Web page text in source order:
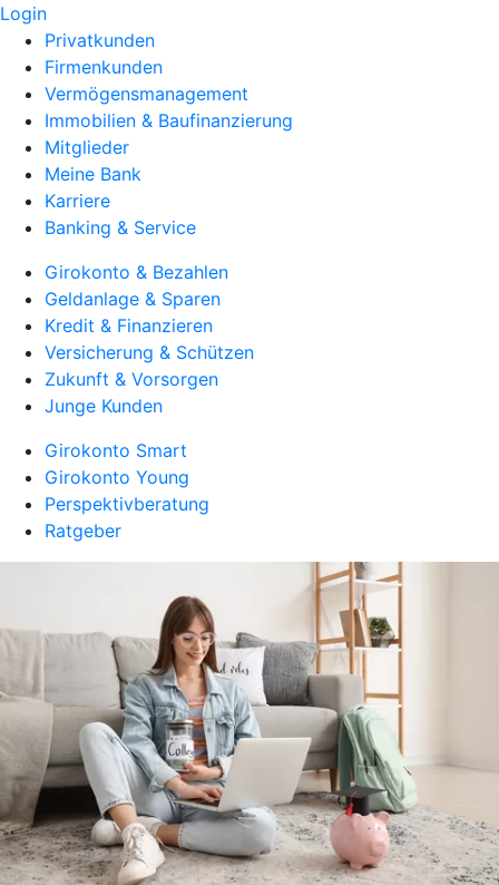
Login
Privatkunden
Firmenkunden
Vermögensmanagement
Immobilien & Baufinanzierung
Mitglieder
Meine Bank
Karriere
Banking & Service
Girokonto & Bezahlen
Geldanlage & Sparen
Kredit & Finanzieren
Versicherung & Schützen
Zukunft & Vorsorgen
Junge Kunden
Girokonto Smart
Girokonto Young
Perspektivberatung
Ratgeber